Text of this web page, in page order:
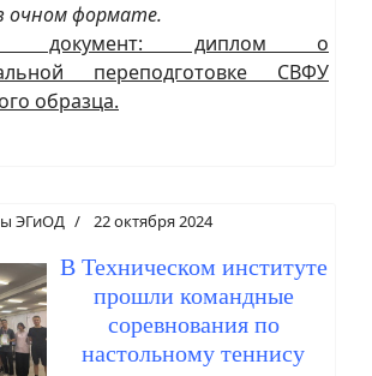
очном формате.
документ: диплом о
переподготовке СВФУ
образца.
ЭГиОД 22 октября 2024
В Техническом институте
прошли командные
соревнования по
настольному теннису